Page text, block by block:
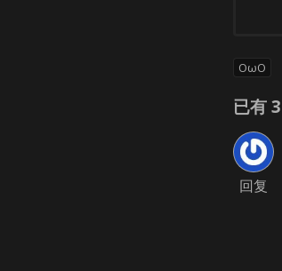
OωO
已有 3
回复